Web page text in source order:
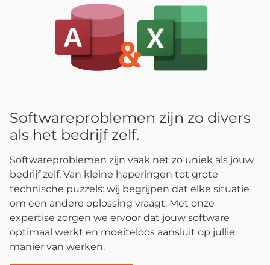
Softwareproblemen zijn zo divers
als het bedrijf zelf.
Softwareproblemen zijn vaak net zo uniek als jouw
bedrijf zelf. Van kleine haperingen tot grote
technische puzzels: wij begrijpen dat elke situatie
om een andere oplossing vraagt. Met onze
expertise zorgen we ervoor dat jouw software
optimaal werkt en moeiteloos aansluit op jullie
manier van werken.